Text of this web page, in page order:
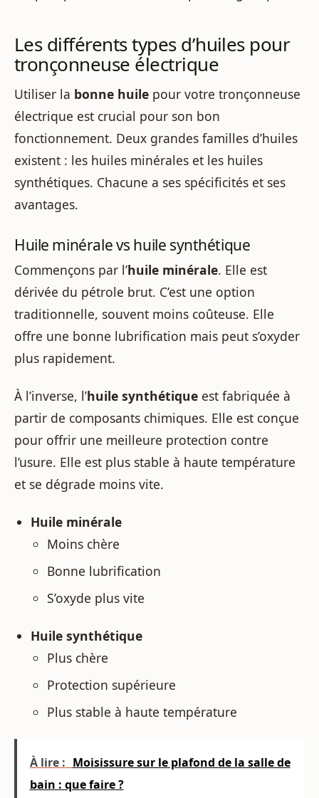
Les différents types d’huiles pour
tronçonneuse électrique
Utiliser la bonne huile pour votre tronçonneuse
électrique est crucial pour son bon
fonctionnement. Deux grandes familles d’huiles
existent : les huiles minérales et les huiles
synthétiques. Chacune a ses spécificités et ses
avantages.
Huile minérale vs huile synthétique
Commençons par l’huile minérale. Elle est
dérivée du pétrole brut. C’est une option
traditionnelle, souvent moins coûteuse. Elle
offre une bonne lubrification mais peut s’oxyder
plus rapidement.
À l’inverse, l’huile synthétique est fabriquée à
partir de composants chimiques. Elle est conçue
pour offrir une meilleure protection contre
l’usure. Elle est plus stable à haute température
et se dégrade moins vite.
Huile minérale
Moins chère
Bonne lubrification
S’oxyde plus vite
Huile synthétique
Plus chère
Protection supérieure
Plus stable à haute température
À lire : Moisissure sur le plafond de la salle de
bain : que faire ?